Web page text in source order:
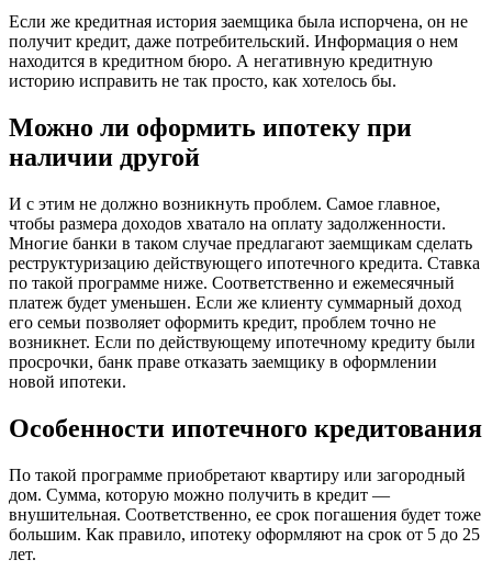
Если же кредитная история заемщика была испорчена, он не
получит кредит, даже потребительский. Информация о нем
находится в кредитном бюро. А негативную кредитную
историю исправить не так просто, как хотелось бы.
Можно ли оформить ипотеку при
наличии другой
И с этим не должно возникнуть проблем. Самое главное,
чтобы размера доходов хватало на оплату задолженности.
Многие банки в таком случае предлагают заемщикам сделать
реструктуризацию действующего ипотечного кредита. Ставка
по такой программе ниже. Соответственно и ежемесячный
платеж будет уменьшен. Если же клиенту суммарный доход
его семьи позволяет оформить кредит, проблем точно не
возникнет. Если по действующему ипотечному кредиту были
просрочки, банк праве отказать заемщику в оформлении
новой ипотеки.
Особенности ипотечного кредитования
По такой программе приобретают квартиру или загородный
дом. Сумма, которую можно получить в кредит —
внушительная. Соответственно, ее срок погашения будет тоже
большим. Как правило, ипотеку оформляют на срок от 5 до 25
лет.